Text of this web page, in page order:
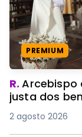
PREMIUM
R.Arcebispo
justa dos
2 agosto 2026